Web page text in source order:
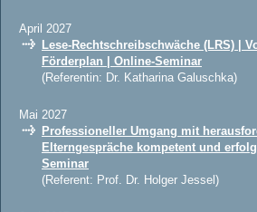
April 2027
Lese-Rechtschreibschwäche (LRS) |
Förderplan | Online-Seminar
(Referentin: Dr. Katharina Galuschka)
Mai 2027
Professioneller Umgang mit
Elterngespräche kompetent und
Seminar
(Referent: Prof. Dr. Holger Jessel)